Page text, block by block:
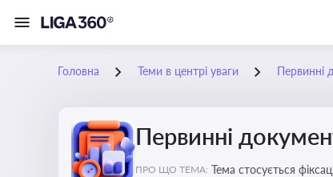
Головна Теми в центрі уваги Первинні
Первинні
ПРО ЩО ТЕМА: Тема стосується